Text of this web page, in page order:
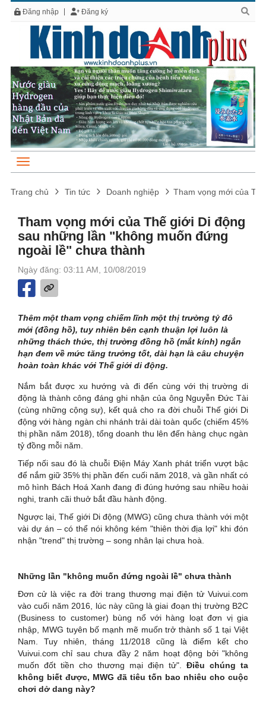
Đăng nhập Đăng ký
Trang chủ Tin tức Doanh nghiệp Tham vọng mới của
Tham vọng mới của Thế giới Di động
sau những lần "không muốn đứng
ngoài lề" chưa thành
Ngày đăng: 03:11 AM, 10/08/2019
Thêm một tham vọng chiếm lĩnh một thị trường tỷ đô
mới (đồng hồ), tuy nhiên bên cạnh thuận lợi luôn là
những thách thức, thị trường đồng hồ (mắt kính) ngắn
hạn đem về mức tăng trưởng tốt, dài hạn là câu chuyện
hoàn toàn khác với Thế giới di động.
Nắm bắt được xu hướng và đi đến cùng với thị trường di
động là thành công đáng ghi nhận của ông Nguyễn Đức Tài
(cùng những cộng sự), kết quả cho ra đời chuỗi Thế giới Di
động với hàng ngàn chi nhánh trải dài toàn quốc (chiếm 45%
thị phần năm 2018), tổng doanh thu lên đến hàng chục ngàn
tỷ đồng mỗi năm.
Tiếp nối sau đó là chuỗi Điện Máy Xanh phát triển vượt bậc
để nắm giữ 35% thị phần đến cuối năm 2018, và gần nhất có
mô hình Bách Hoá Xanh đang đi đúng hướng sau nhiều hoài
nghi, tranh cãi thuở bắt đầu hành động.
Ngược lại, Thế giới Di động (MWG) cũng chưa thành với một
vài dự án – có thể nói không kém "thiên thời địa lợi" khi đón
nhận "trend" thị trường – song nhân lại chưa hoà.
Những lần "không muốn đứng ngoài lề" chưa thành
Đơn cử là việc ra đời trang thương mại điện tử Vuivui.com
vào cuối năm 2016, lúc này cũng là giai đoạn thị trường B2C
(Business to customer) bùng nổ với hàng loạt đơn vị gia
nhập, MWG tuyên bố mạnh mẽ muốn trở thành số 1 tại Việt
Nam. Tuy nhiên, tháng 11/2018 cũng là điểm kết cho
Vuivui.com chỉ sau chưa đầy 2 năm hoạt động bởi "không
muốn đốt tiền cho thương mại điện tử". Điều chúng ta
không biết được, MWG đã tiêu tốn bao nhiêu cho cuộc
chơi dở dang này?